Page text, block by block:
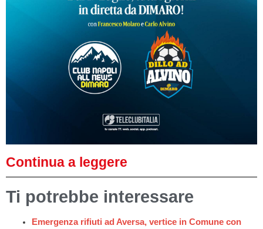
Continua a leggere
Ti potrebbe interessare
Emergenza rifiuti ad Aversa, vertice in Comune con